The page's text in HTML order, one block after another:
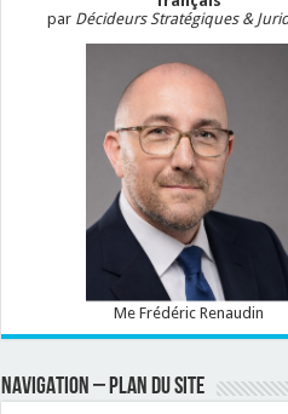
par Décideurs Stratégiques &
Me Frédéric Renaudin
NAVIGATION – PLAN DU SITE